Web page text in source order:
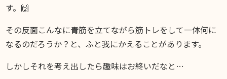
す。🙌
その反面こんなに青筋を立てながら筋トレをして一体何に
なるのだろうか？と、ふと我にかえることがあります。
しかしそれを考え出したら趣味はお終いだなと…